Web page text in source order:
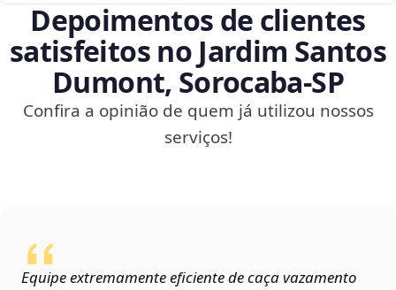
Depoimentos de clientes
satisfeitos no Jardim Santos
Dumont, Sorocaba‑SP
Confira a opinião de quem já utilizou nossos
serviços!
Equipe extremamente eficiente de caça vazamento